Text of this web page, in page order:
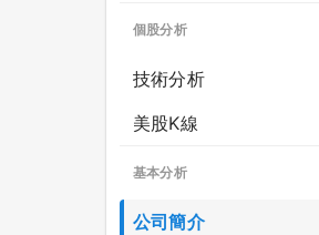
個股分析
技術分析
美股K線
基本分析
公司簡介